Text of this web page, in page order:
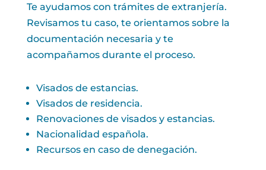
Te ayudamos con trámites de extranjería.
Revisamos tu caso, te orientamos sobre la
documentación necesaria y te
acompañamos durante el proceso.
Visados de estancias.
Visados de residencia.
Renovaciones de visados y estancias.
Nacionalidad española.
Recursos en caso de denegación.